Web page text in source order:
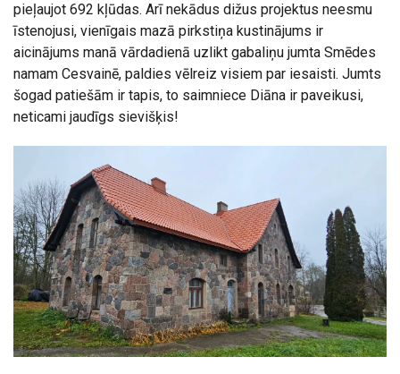
pieļaujot 692 kļūdas. Arī nekādus dižus projektus neesmu
īstenojusi, vienīgais mazā pirkstiņa kustinājums ir
aicinājums manā vārdadienā uzlikt gabaliņu jumta Smēdes
namam Cesvainē, paldies vēlreiz visiem par iesaisti. Jumts
šogad patiešām ir tapis, to saimniece Diāna ir paveikusi,
neticami jaudīgs sievišķis!